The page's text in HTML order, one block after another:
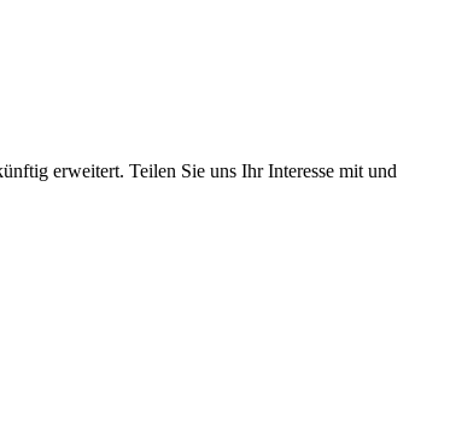
erweitert. Teilen Sie uns Ihr Interesse mit und